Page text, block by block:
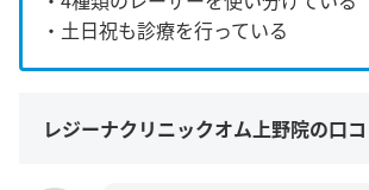
・土日祝も診療を行っている
レジーナクリニックオム上野院の口コ